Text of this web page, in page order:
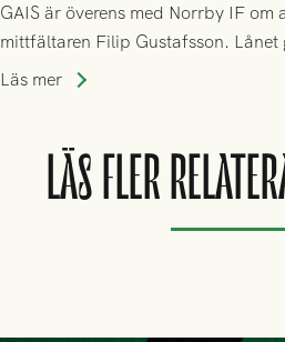
GAIS är överens med Norrby IF
mittfältaren Filip Gustafsson. Lånet
säsongen 2026.
Läs mer
LÄS FLER